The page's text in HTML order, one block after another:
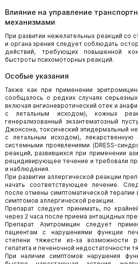
Влияние на управление
механизмами
При развитии нежелательных реакций со
и органа зрения следует соблюдать
действий, требующих повышенной
быстроты психомоторных реакций.
Особые указания
Также как при применении
сообщалось о редких случаях
включая ангионевротический отек и
с летальным исходом), кожных
генерализованный экзантематозный
Джонсона, токсический эпидермальный
с летальным исходом),
системными проявлениями (DRESS-
реакций, развившихся при применении
рецидивирующее течение и требовали
и наблюдения.
При развитии аллергической реакции
начать соответствующее лечение.
после отмены симптоматической
симптомов аллергической реакции.
Препарат следует принимать, по
через 2 часа после приема антацидных
Препарат Азитромицин следует
пациентам с нарушениями функции
степени тяжести из-за возможности
гепатита и печеночной недостаточности
При наличии симптомов нарушения